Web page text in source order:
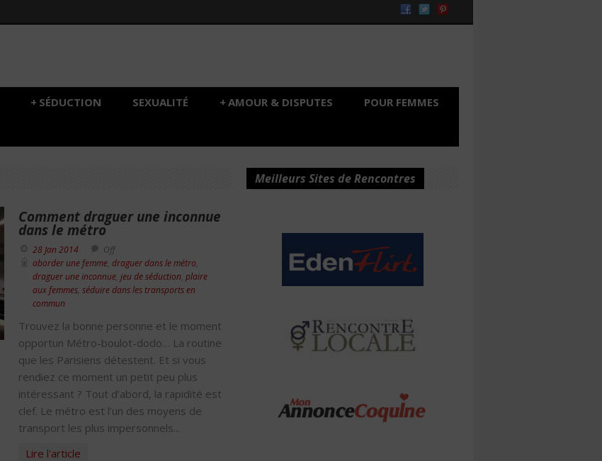
SÉDUCTION
+ SEXUALITÉ AMOUR & DISPUTES
+ POUR FEMMES
Comment draguer une inconnue
dans le métro
28 Jan 2014
Off
aborder une femme, draguer dans le métro
draguer une inconnue, jeu de séduction plaire
aux femmes, séduire dans les transports en
commun
Trouvez la bonne personne et le moment
opportun Métro-boulot-dodo… La routine
que les Parisiens détestent. Et si vous
rendiez ce moment un petit peu plus
intéressant ? Tout d’abord, la rapidité est
clef. Le métro est l’un des moyens de
transport les plus impersonnels...
Lire l'article
Meilleurs Sites de Rencontres